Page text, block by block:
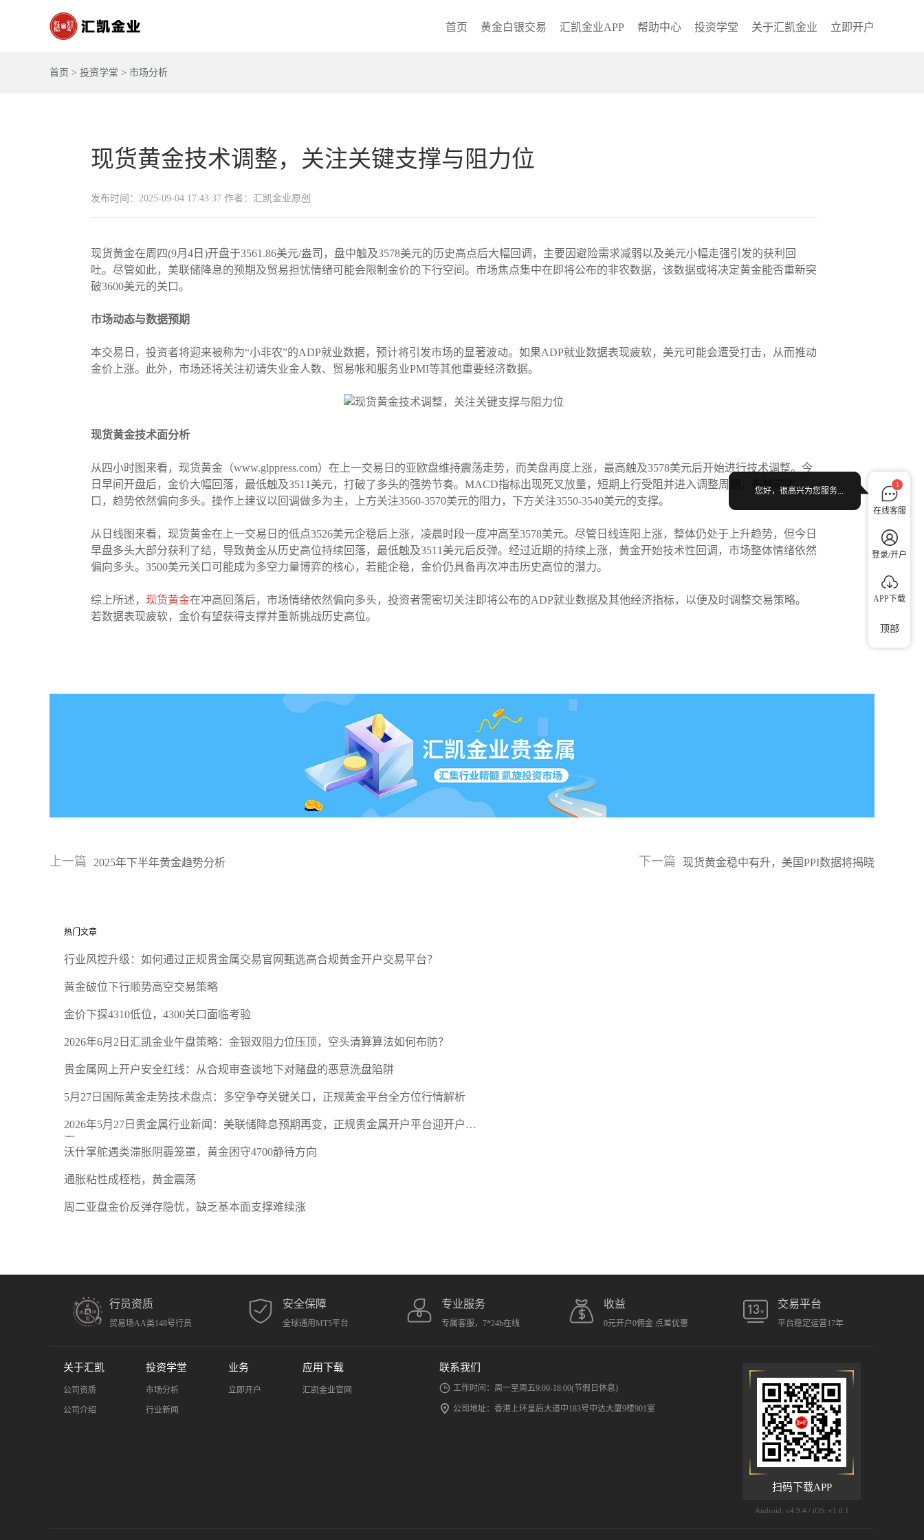
首页 黄金白银交易 汇凯金业APP 帮助中心 投资学堂 关于汇凯金业 立即开户
首页 > 投资学堂 > 市场分析
现货黄金技术调整，关注关键支撑与阻力位
发布时间：2025-09-04 17:43:37 作者：汇凯金业原创
现货黄金在周四(9月4日)开盘于3561.86美元/盎司，盘中触及3578美元的历史高点后大幅回调，主要因避险需求减弱以及美元小幅走强引发的获利回
吐。尽管如此，美联储降息的预期及贸易担忧情绪可能会限制金价的下行空间。市场焦点集中在即将公布的非农数据，该数据或将决定黄金能否重新突
破3600美元的关口。
市场动态与数据预期
本交易日，投资者将迎来被称为“小非农”的ADP就业数据，预计将引发市场的显著波动。如果ADP就业数据表现疲软，美元可能会遭受打击，从而推动
金价上涨。此外，市场还将关注初请失业金人数、贸易帐和服务业PMI等其他重要经济数据。
现货黄金技术面分析
从四小时图来看，现货黄金（www.glppress.com）在上一交易日的亚欧盘维持震荡走势，而美盘再度上涨，最高触及3578美元后开始进行技术调整。今
日早间开盘后，金价大幅回落，最低触及3511美元，打破了多头的强势节奏。MACD指标出现死叉放量，短期上行受阻并进入调整周期，布林带收
口，趋势依然偏向多头。操作上建议以回调做多为主，上方关注3560-3570美元的阻力，下方关注3550-3540美元的支撑。
从日线图来看，现货黄金在上一交易日的低点3526美元企稳后上涨，凌晨时段一度冲高至3578美元。尽管日线连阳上涨，整体仍处于上升趋势，但今日
早盘多头大部分获利了结，导致黄金从历史高位持续回落，最低触及3511美元后反弹。经过近期的持续上涨，黄金开始技术性回调，市场整体情绪依然
偏向多头。3500美元关口可能成为多空力量博弈的核心，若能企稳，金价仍具备再次冲击历史高位的潜力。
综上所述， 现货黄金在冲高回落后，市场情绪依然偏向多头，投资者需密切关注即将公布的ADP就业数据及其他经济指标，以便及时调整交易策略。
若数据表现疲软，金价有望获得支撑并重新挑战历史高位。
上一篇 2025年下半年黄金趋势分析 下一篇 现货黄金稳中有升，美国PPI数据将揭晓
热门文章
行业风控升级：如何通过正规贵金属交易官网甄选高合规黄金开户交易平台？
黄金破位下行顺势高空交易策略
金价下探4310低位，4300关口面临考验
2026年6月2日汇凯金业午盘策略：金银双阻力位压顶，空头清算算法如何布防？
贵金属网上开户安全红线：从合规审查谈地下对赌盘的恶意洗盘陷阱
5月27日国际黄金走势技术盘点：多空争夺关键关口，正规黄金平台全方位行情解析
2026年5月27日贵金属行业新闻：美联储降息预期再变，正规贵金属开户平台迎开户热
潮
沃什掌舵遇类滞胀阴霾笼罩，黄金困守4700静待方向
通胀粘性成桎梏，黄金震荡
周二亚盘金价反弹存隐忧，缺乏基本面支撑难续涨
行员资质
贸易场AA类148号行员
安全保障
全球通用MT5平台
专业服务
专属客服，7*24h在线
收益
0元开户0佣金 点差优惠
交易平台
平台稳定运营17年
关于汇凯
公司资质
公司介绍
投资学堂
市场分析
行业新闻
业务
立即开户
应用下载
汇凯金业官网
联系我们
工作时间：周一至周五9:00-18:00(节假日休息)
公司地址：香港上环皇后大道中183号中达大厦9楼901室
扫码下载APP
Android: v4.9.4 / iOS: v1.0.1
1
在线客服
登录/开户
APP下载
您好，很高兴为您服务...
顶部